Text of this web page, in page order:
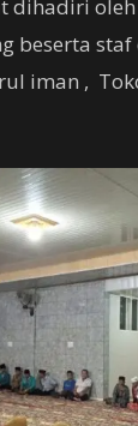
dihadiri oleh
beserta
iman ,